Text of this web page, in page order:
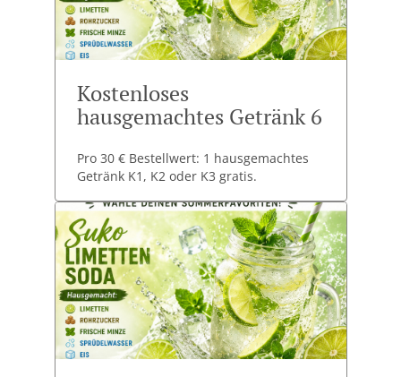
Kostenloses
hausgemachtes Getränk 6
Pro 30 € Bestellwert: 1 hausgemachtes
Getränk K1, K2 oder K3 gratis.